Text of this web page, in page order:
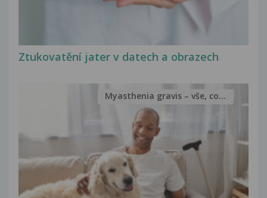
Ztukovatění jater v datech a obrazech
Myasthenia gravis – vše, co...